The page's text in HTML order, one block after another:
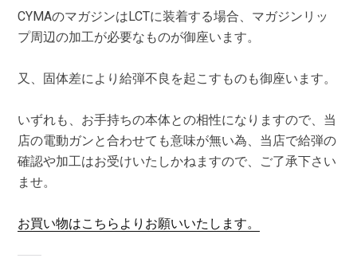
CYMAのマガジンはLCTに装着する場合、マガジンリッ
プ周辺の加工が必要なものが御座います。
又、固体差により給弾不良を起こすものも御座います。
いずれも、お手持ちの本体との相性になりますので、当
店の電動ガンと合わせても意味が無い為、当店で給弾の
確認や加工はお受けいたしかねますので、ご了承下さい
ませ。
お買い物はこちらよりお願いいたします。